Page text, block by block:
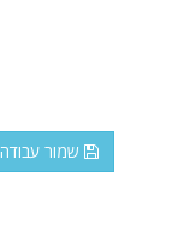
שמור עבודה